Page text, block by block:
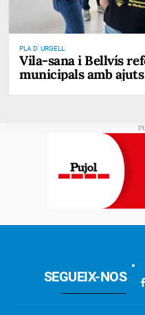
PLA D' URGELL
Vila-sana i Bellvís
municipals amb
SEGUEIX-NOS